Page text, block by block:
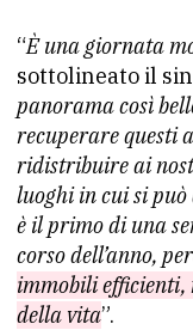
“È una giornata
sottolineato il
panorama così
recuperare questi
ridistribuire ai
luoghi in cui si
è il primo di una
corso dell’anno,
immobili efficienti,
della vita”.